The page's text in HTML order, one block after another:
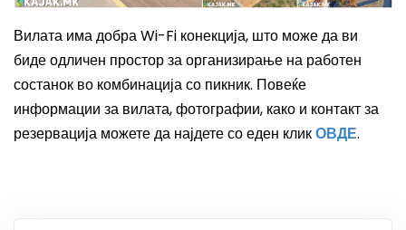
Вилата има добраWi-Fi конекција, што може да ви
биде одличен простор за организирање на работен
состанок во комбинација со пикник. Повеќе
информации за вилата, фотографии, како и контакт за
резервација можете да најдете со еден кликОВДЕ.